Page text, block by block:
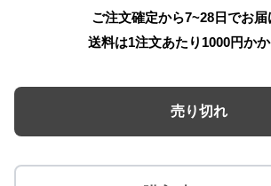
ご注文確定から7~28日でお届
送料は1注文あたり 1000円か
売り切れ